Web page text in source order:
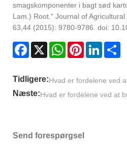
smagskomponenter i bagt sød
Lam.) Root." Journal of Agricultural
63,44 (2015): 9780-9786. doi:
Facebook
X WhatsAppPinterestLinkedIn
Tidligere:Hvad er fordelene ved
Næste:Hvad er fordelene ved at
Send forespørgsel